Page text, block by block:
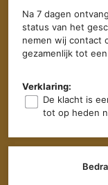
Na 7 dagen
status van het
nemen wij contact
gezamenlijk tot
Verklaring:
De klacht is
tot op heden